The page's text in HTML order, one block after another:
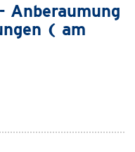
Anberaumung
( am